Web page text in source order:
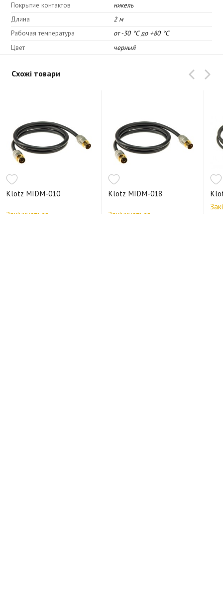
Покрытие контактов
никель
Длина
2 м
Рабочая температура
от -30 °C до +80 °C
Цвет
черный
Схожі товари
Klotz MIDM-010
Закінчується
Klotz MIDM-018
Закінчується